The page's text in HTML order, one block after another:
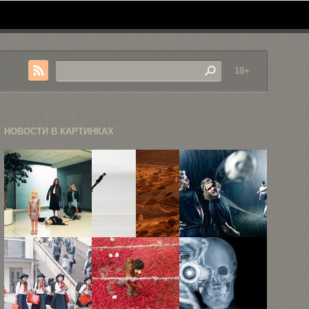
18+
НОВОСТИ В КАРТИНКАХ
Фотограф
Эмма Харди
показала
необычные
...
Вдохновляющие
фотографии
Тайлера
Шилдса
Спортивная
фотография
Вегарда Брая